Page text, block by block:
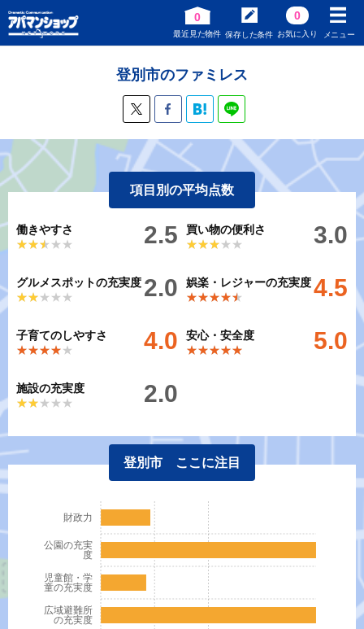
0
最近見た物件 保存した条件
0
お気に入り メニュー
登別市のファミレス
項目別の平均点数
働きやすさ
★★★★★
★★★★★ 2.5
買い物の便利さ
★★★★★
★★★★★ 3.0
グルメスポットの充実度
★★★★★
★★★★★ 2.0
娯楽・レジャーの充実度
★★★★★
★★★★★ 4.5
子育てのしやすさ
★★★★★
★★★★★ 4.0
安心・安全度
★★★★★
★★★★★ 5.0
施設の充実度
★★★★★
★★★★★ 2.0
登別市 ここに注目
広域避難所
の充実度
児童館・学
童の充実度
公園の充実
度
財政力